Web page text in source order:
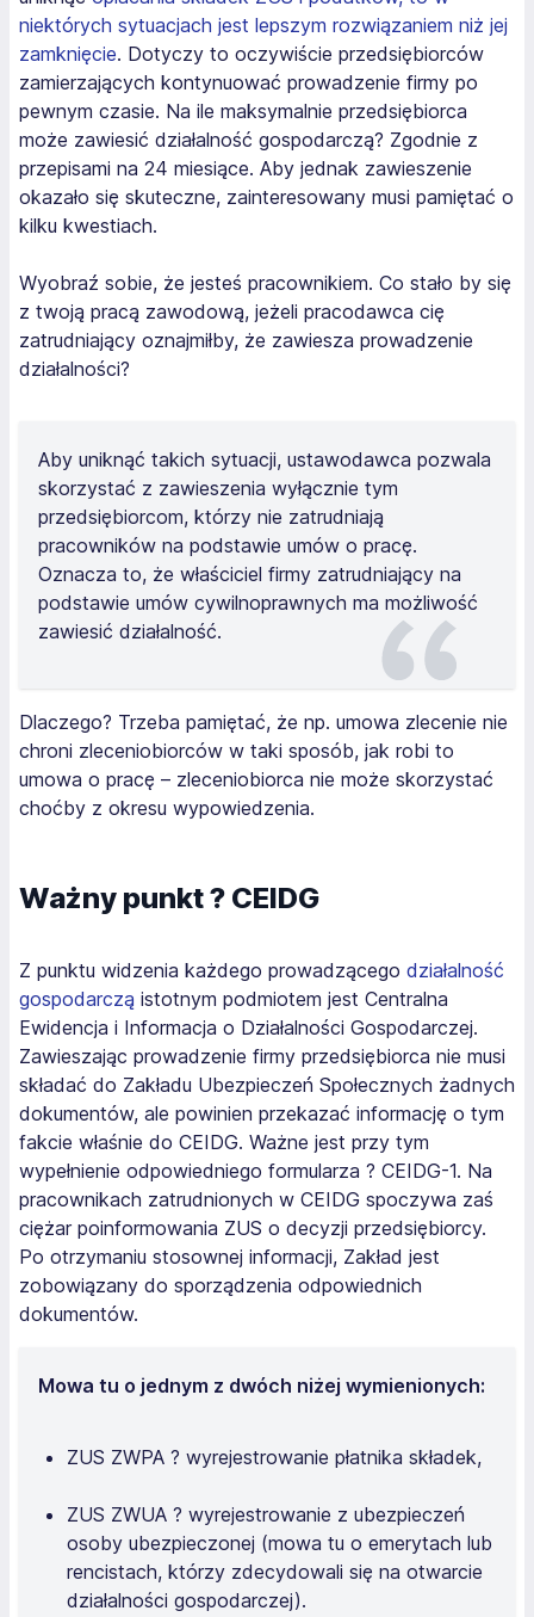
niektórych sytuacjach jest lepszym rozwiązaniem niż jej
zamknięcie. Dotyczy to oczywiście przedsiębiorców
zamierzających kontynuować prowadzenie firmy po
pewnym czasie. Na ile maksymalnie przedsiębiorca
może zawiesić działalność gospodarczą? Zgodnie z
przepisami na 24 miesiące. Aby jednak zawieszenie
okazało się skuteczne, zainteresowany musi pamiętać o
kilku kwestiach.
Wyobraź sobie, że jesteś pracownikiem. Co stało by się
z twoją pracą zawodową, jeżeli pracodawca cię
zatrudniający oznajmiłby, że zawiesza prowadzenie
działalności?
Aby uniknąć takich sytuacji, ustawodawca pozwala
skorzystać z zawieszenia wyłącznie tym
przedsiębiorcom, którzy nie zatrudniają
pracowników na podstawie umów o pracę.
Oznacza to, że właściciel firmy zatrudniający na
podstawie umów cywilnoprawnych ma możliwość
zawiesić działalność.
Dlaczego? Trzeba pamiętać, że np. umowa zlecenie nie
chroni zleceniobiorców w taki sposób, jak robi to
umowa o pracę – zleceniobiorca nie może skorzystać
choćby z okresu wypowiedzenia.
Ważny punkt ? CEIDG
Z punktu widzenia każdego prowadzącego działalność
gospodarczą istotnym podmiotem jest Centralna
Ewidencja i Informacja o Działalności Gospodarczej.
Zawieszając prowadzenie firmy przedsiębiorca nie musi
składać do Zakładu Ubezpieczeń Społecznych żadnych
dokumentów, ale powinien przekazać informację o tym
fakcie właśnie do CEIDG. Ważne jest przy tym
wypełnienie odpowiedniego formularza ? CEIDG-1. Na
pracownikach zatrudnionych w CEIDG spoczywa zaś
ciężar poinformowania ZUS o decyzji przedsiębiorcy.
Po otrzymaniu stosownej informacji, Zakład jest
zobowiązany do sporządzenia odpowiednich
dokumentów.
Mowa tu o jednym z dwóch niżej wymienionych:
ZUS ZWPA ? wyrejestrowanie płatnika składek,
ZUS ZWUA ? wyrejestrowanie z ubezpieczeń
osoby ubezpieczonej (mowa tu o emerytach lub
rencistach, którzy zdecydowali się na otwarcie
działalności gospodarczej).